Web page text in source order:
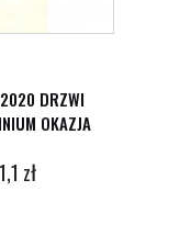
DRZWI
OKAZJA
zł